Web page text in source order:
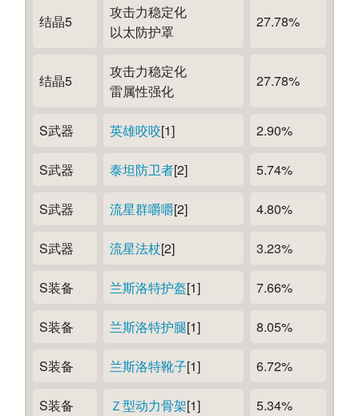
结晶5
攻击力稳定化
以太防护罩
27.78%
结晶5
攻击力稳定化
雷属性强化
27.78%
S武器 英雄咬咬[1] 2.90%
S武器 泰坦防卫者[2] 5.74%
S武器 流星群嚼嚼[2] 4.80%
S武器 流星法杖[2] 3.23%
S装备 兰斯洛特护盔[1] 7.66%
S装备 兰斯洛特护腿[1] 8.05%
S装备 兰斯洛特靴子[1] 6.72%
S装备 Ｚ型动力骨架[1] 5.34%